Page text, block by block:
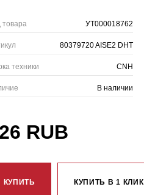
товара УТ000018762
80379720 AISE2 DHT
техники CNH
В наличии
RUB
КУПИТЬ КУПИТЬ В 1 КЛИК